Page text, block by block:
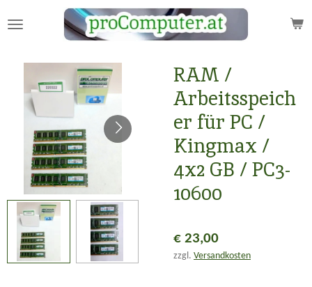
Hauptinhalt
RAM /
Arbeitsspeich
er für PC /
Kingmax /
4x2 GB / PC3-
10600
€ 23,00
zzgl. Versandkosten